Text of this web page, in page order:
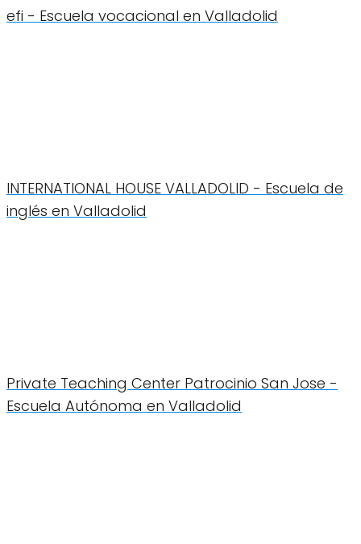
efi - Escuela vocacional en Valladolid
INTERNATIONAL HOUSE VALLADOLID - Escuela de
inglés en Valladolid
Private Teaching Center Patrocinio San Jose -
Escuela Autónoma en Valladolid